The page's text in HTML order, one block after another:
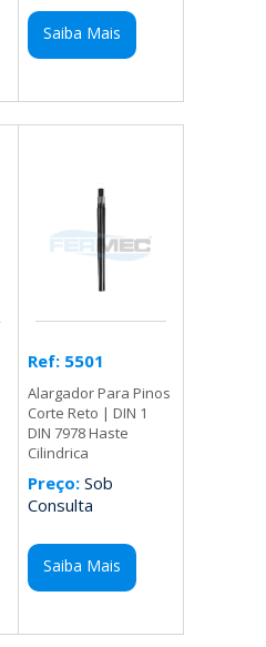
Saiba Mais
Ref: 5501
Alargador Para Pinos
Corte Reto | DIN 1
DIN 7978 Haste
Cilindrica
Preço:Sob
Consulta
Saiba Mais